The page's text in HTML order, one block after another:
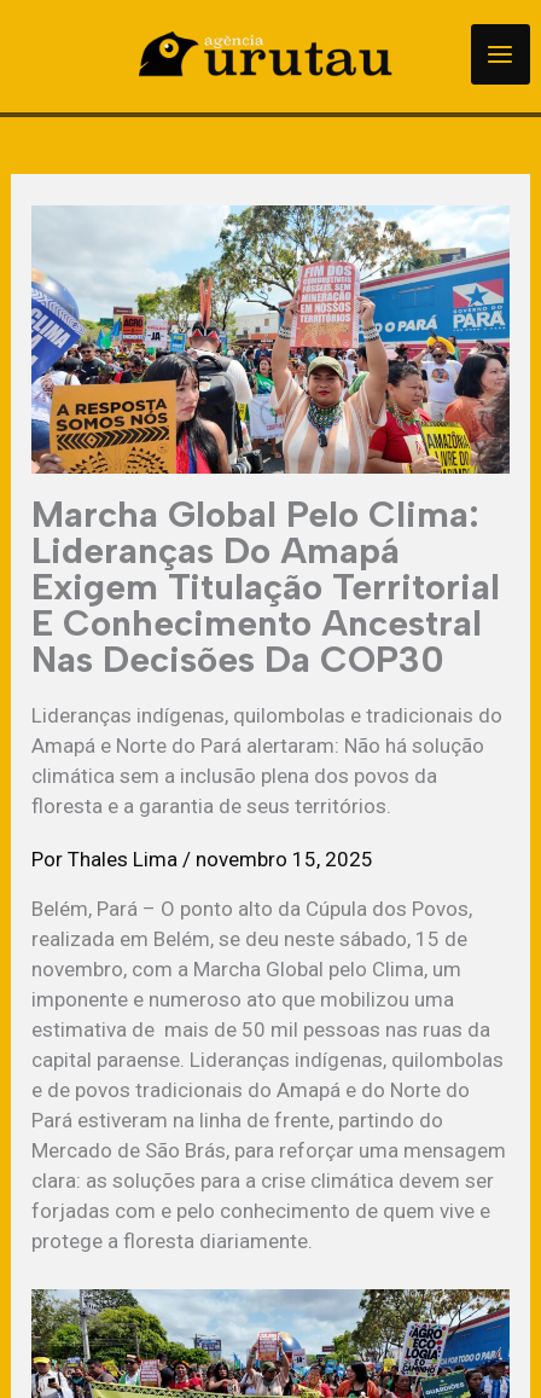
Marcha Global Pelo Clima:
Lideranças Do Amapá
Exigem Titulação Territorial
E Conhecimento Ancestral
Nas Decisões Da COP30
Lideranças indígenas, quilombolas e tradicionais do
Amapá e Norte do Pará alertaram: Não há solução
climática sem a inclusão plena dos povos da
floresta e a garantia de seus territórios.
PorThales Lima/ novembro 15, 2025
Belém, Pará – O ponto alto da Cúpula dos Povos,
realizada em Belém, se deu neste sábado, 15 de
novembro, com a Marcha Global pelo Clima, um
imponente e numeroso ato que mobilizou uma
estimativa de mais de 50 mil pessoas nas ruas da
capital paraense. Lideranças indígenas, quilombolas
e de povos tradicionais do Amapá e do Norte do
Pará estiveram na linha de frente, partindo do
Mercado de São Brás, para reforçar uma mensagem
clara: as soluções para a crise climática devem ser
forjadas com e pelo conhecimento de quem vive e
protege a floresta diariamente.